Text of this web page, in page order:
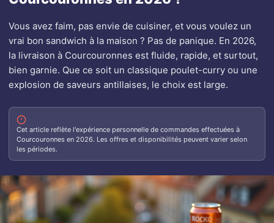
Vous avez faim, pas envie de cuisiner, et vous voulez un
vrai bon sandwich à la maison ? Pas de panique. En 2026,
la livraison à Courcouronnes est fluide, rapide, et surtout,
bien garnie. Que ce soit un classique poulet-curry ou une
explosion de saveurs antillaises, le choix est large.
Cet article reflète l'expérience personnelle de commandes effectuées à
Courcouronnes en 2026. Les offres et disponibilités peuvent varier selon
les périodes.